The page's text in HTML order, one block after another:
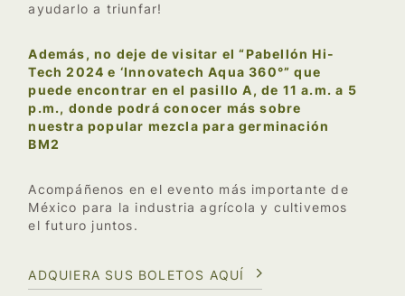
ayudarlo a triunfar!
Además, no deje de visitar el “Pabellón Hi-
Tech 2024 e ‘Innovatech Aqua 360°” que
puede encontrar en el pasillo A, de 11 a.m. a 5
p.m., donde podrá conocer más sobre
nuestra popular mezcla para germinación
BM2
Acompáñenos en el evento más importante de
México para la industria agrícola y cultivemos
el futuro juntos.
ADQUIERA SUS BOLETOS AQUÍ